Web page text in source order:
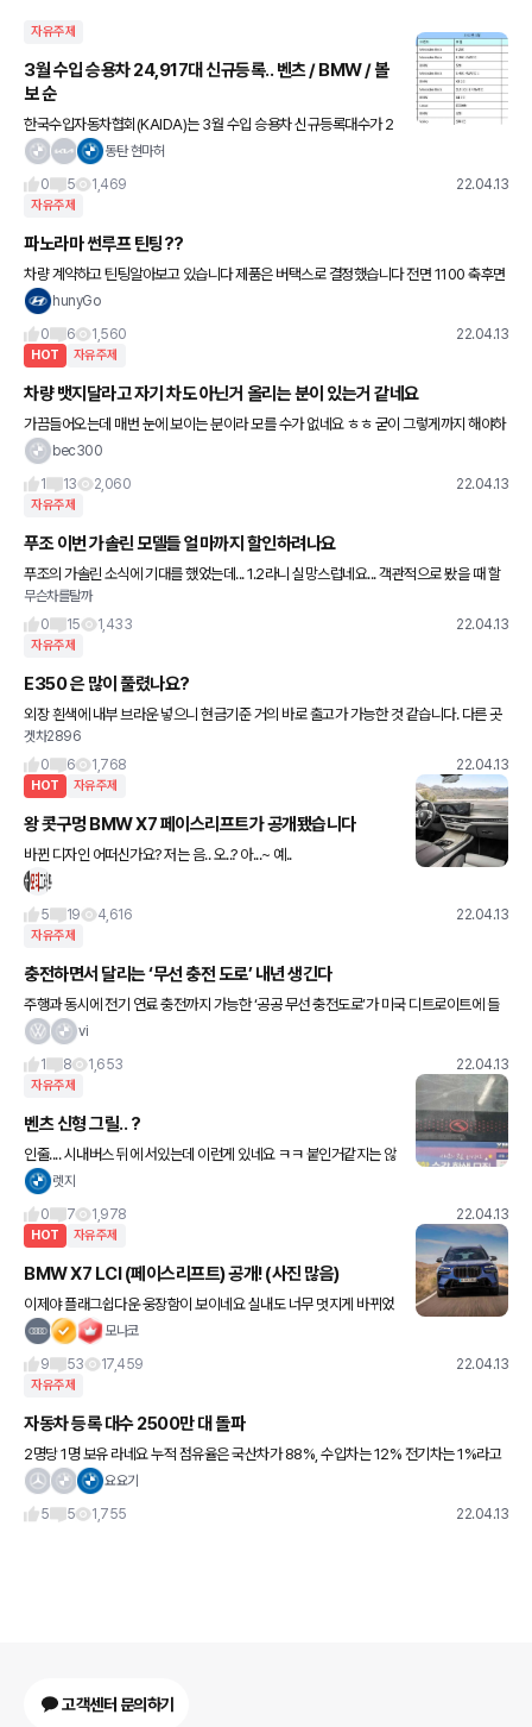
자유주제
3월 수입 승용차 24,917대 신규등록.. 벤츠 / BMW / 볼
보 순
한국수입자동차협회(KAIDA)는 3월 수입 승용차 신규등록대수가 2
월 19,454대보다 28.1% 증가, 2021년 3월 27,297대보다 8.7%
동탄 현마허
0
5 1,469 22.04.13
자유주제
파노라마 썬루프 틴팅??
차량 계약하고 틴팅알아보고 있습니다 제품은 버택스로 결정했습니다 전면 1100 축후면
900 근데 파노라마썬루프를 결정을 못했습니다 900? 700? 농도는 어떻게 쓰시나
hunyGo
0
6 1,560 22.04.13
HOT 자유주제
차량 뱃지달라고 자기 차도 아닌거 올리는 분이 있는거 같네요
가끔들어오는데 매번 눈에 보이는 분이라 모를 수가 없네요 ㅎㅎ 굳이 그렇게까지 해야하
나... 하는 생각이 드네요
bec300
1
13 2,060 22.04.13
자유주제
푸조 이번 가솔린 모델들 얼마까지 할인하려나요
푸조의 가솔린 소식에 기대를 했었는데... 1.2라니 실망스럽네요... 객관적으로 봤을 때 할
인 없이는 대안 차량들이 워낙 많아서 프로모션이 클 것으로 예상하긴 합니다. 반도체 대
란도 슬슬 괜찮아
무슨차를탈까
0
15 1,433 22.04.13
자유주제
E350 은 많이 풀렸나요?
외장 흰색에 내부 브라운 넣으니 현금기준 거의 바로 출고가 가능한 것 같습니다. 다른 곳
에서 1월에 견적 냈을때는 지금 계약 안하면 평생 못받는다고 했는데 ㅋㅋ 물량이 풀린건
가요? 아니면 이슈가
겟차2896
0
6 1,768 22.04.13
HOT 자유주제
왕 콧구멍 BMW X7 페이스리프트가 공개됐습니다
바뀐 디자인 어떠신가요? 저는 음.. 오..? 아...~ 예..
5 19 4,616 22.04.13
자유주제
충전하면서 달리는 ‘무선 충전 도로’ 내년 생긴다
주행과 동시에 전기 연료 충전까지 가능한 ‘공공 무선 충전도로’가 미국 디트로이트에 들
어설 예정이다. 미국 매체 인사이더에 따르면 해당 공공도로는 1.6km 길이로 2023년까
vi
1
8 1,653 22.04.13
자유주제
벤츠 신형 그릴.. ?
인줄.... 시내버스 뒤에 서있는데 이런게 있네요 ㅋㅋ 붙인거같지는 않
은데...렛지
0
7 1,978 22.04.13
HOT 자유주제
BMW X7 LCI (페이스리프트) 공개! (사진 많음)
이제야 플래그쉽다운 웅장함이 보이네요 실내도 너무 멋지게 바뀌었
습니다 ^^ 페리전 모델 대기중인분들 기다렸다가 LCI로 받아도 좋을
모나코
9
53 17,459 22.04.13
자유주제
자동차 등록 대수 2500만 대 돌파
2명당 1명 보유 라네요 누적 점유율은 국산차가 88%, 수입차는 12% 전기차는 1%라고
하네요
요요기
5
5 1,755 22.04.13
고객센터 문의하기